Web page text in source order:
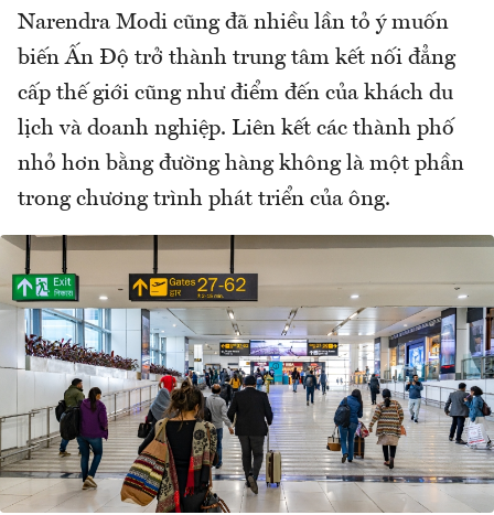
Narendra Modi cũng đã nhiều lần tỏ ý muốn
biến Ấn Độ trở thành trung tâm kết nối đẳng
cấp thế giới cũng như điểm đến của khách du
lịch và doanh nghiệp. Liên kết các thành phố
nhỏ hơn bằng đường hàng không là một phần
trong chương trình phát triển của ông.